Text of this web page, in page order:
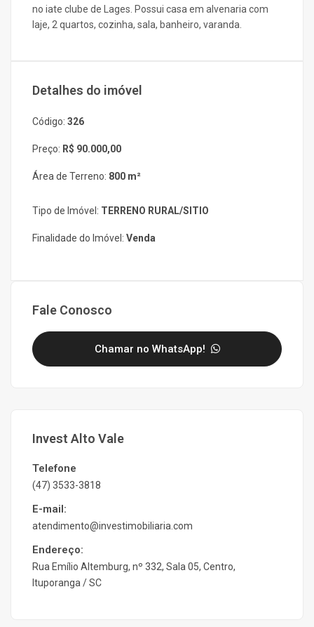
no iate clube de Lages. Possui casa em alvenaria com
laje, 2 quartos, cozinha, sala, banheiro, varanda.
Detalhes do imóvel
Código: 326
Preço: R$ 90.000,00
Área de Terreno: 800 m²
Tipo de Imóvel: TERRENO RURAL/SITIO
Finalidade do Imóvel: Venda
Fale Conosco
Chamar no WhatsApp!
Invest Alto Vale
Telefone
(47) 3533-3818
E-mail:
atendimento@investimobiliaria.com
Endereço:
Rua Emílio Altemburg, nº 332, Sala 05, Centro,
Ituporanga / SC